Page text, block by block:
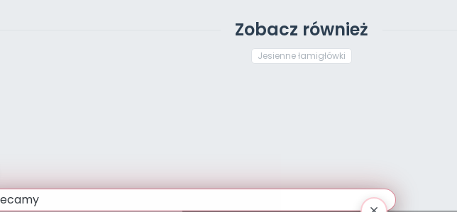
Zobacz również
Jesienne łamigłówki